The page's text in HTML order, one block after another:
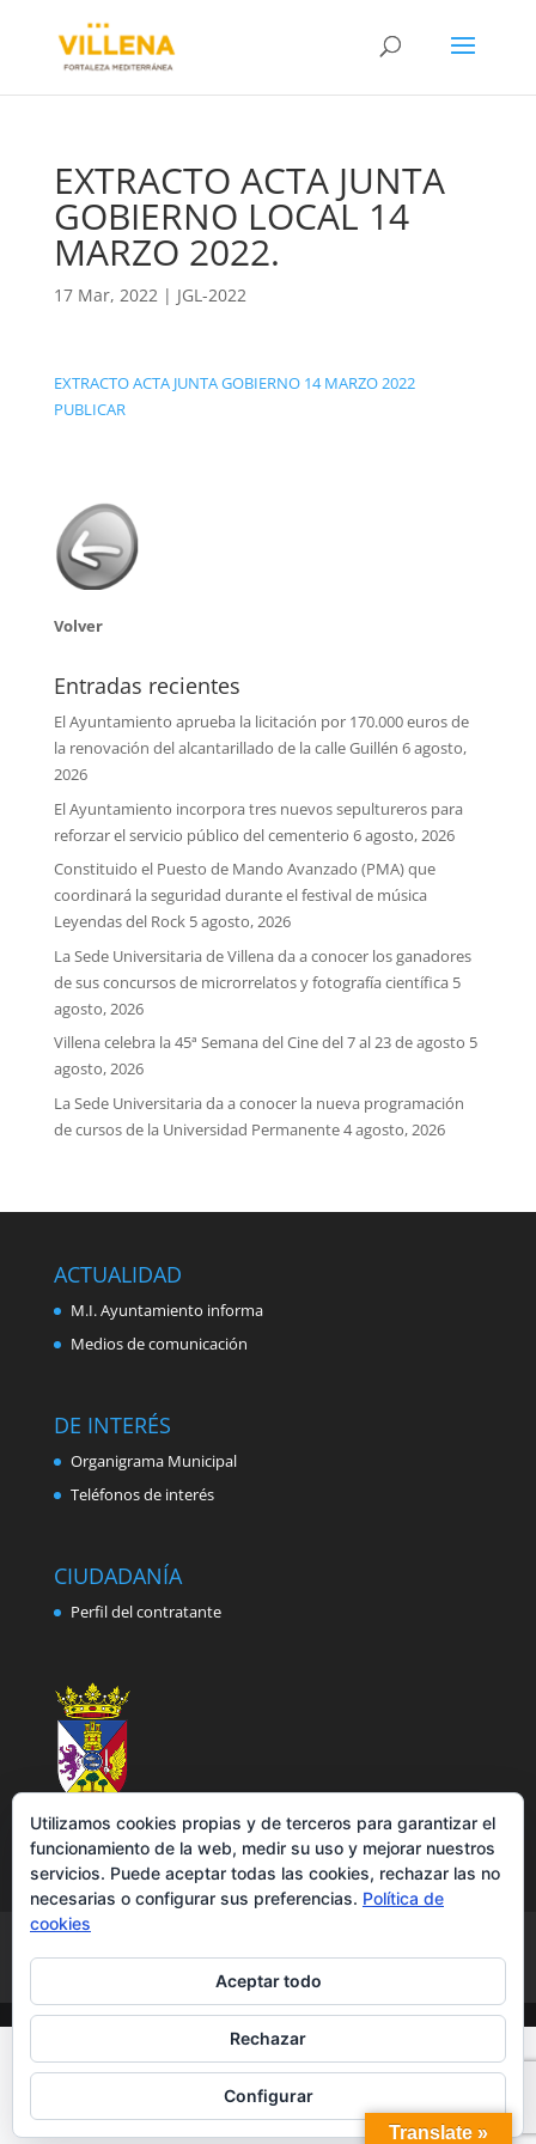
EXTRACTO ACTA JUNTA
GOBIERNO LOCAL 14
MARZO 2022.
17 Mar, 2022| JGL-2022
EXTRACTO ACTA JUNTA GOBIERNO 14 MARZO 2022
PUBLICAR
Volver
Entradas recientes
El Ayuntamiento aprueba la licitación por 170.000 euros de
la renovación del alcantarillado de la calle Guillén 6 agosto,
2026
El Ayuntamiento incorpora tres nuevos sepultureros para
reforzar el servicio público del cementerio 6 agosto, 2026
Constituido el Puesto de Mando Avanzado (PMA) que
coordinará la seguridad durante el festival de música
Leyendas del Rock 5 agosto, 2026
La Sede Universitaria de Villena da a conocer los ganadores
de sus concursos de microrrelatos y fotografía científica 5
agosto, 2026
Villena celebra la 45ª Semana del Cine del 7 al 23 de agosto 5
agosto, 2026
La Sede Universitaria da a conocer la nueva programación
de cursos de la Universidad Permanente4 agosto, 2026
ACTUALIDAD
M.I. Ayuntamiento informa
Medios de comunicación
DE INTERÉS
Organigrama Municipal
Teléfonos de interés
CIUDADANÍA
Perfil del contratante
Política de cookies
Accesibilidad
Translate »
Utilizamos cookies propias y de terceros para garantizar el
funcionamiento de la web, medir su uso y mejorar nuestros
servicios. Puede aceptar todas las cookies, rechazar las no
necesarias o configurar sus preferencias. Política de
cookies
Aceptar todo
Rechazar
Configurar